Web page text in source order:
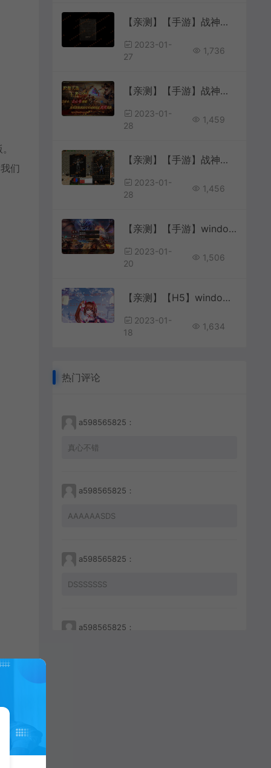
们
【亲测】【手游】战神引擎手游 windows端 原版登陆器 复古三职业180星王 清风传奇 安卓+苹果
2023-01-
27
1,736
【亲测】【手游】战神引擎手游 windows端 原版登陆器 三职业180合击 帝王修改版 王者合击 安卓+苹果
2023-01-
28
1,459
【亲测】【手游】战神引擎手游 windows端 小兰登陆器 单职业180 冰雪单职业传奇 小野蓝登录器版本 安卓
2023-01-
28
1,456
【亲测】【手游】windows端独家白日门传奇单职业免费版功能无任何限制最新修复攻速麻痹绿毒特戒版
2023-01-
20
1,506
【亲测】【H5】windows一键端 手机网页 PC网页 封神H5 搭建教程
2023-01-
18
1,634
热门评论
a598565825：
真心不错
a598565825：
AAAAAASDS
a598565825：
DSSSSSSS
a598565825：